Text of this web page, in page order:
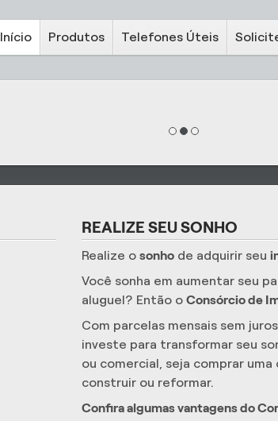
Início Produtos Telefones Úteis
REALIZE SEU SONHO
Realize osonho de adquirir seu
Você sonha em aumentar seu
aluguel? Então oConsórcio de
Com parcelas mensais sem
investe para transformar seu
ou comercial, seja comprar uma
construir ou reformar.
Confira algumas vantagens do